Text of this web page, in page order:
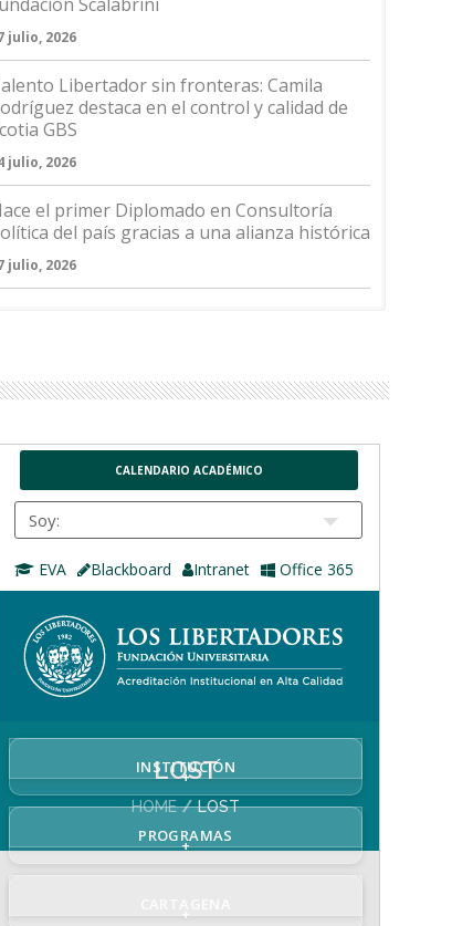
julio, 2026
Libertador sin fronteras: Camila
destaca en el control y calidad de
GBS
julio, 2026
el primer Diplomado en Consultoría
del país gracias a una alianza histórica
julio, 2026